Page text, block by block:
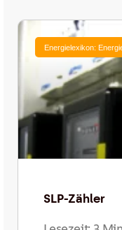
Energielexikon:
SLP-Zähler